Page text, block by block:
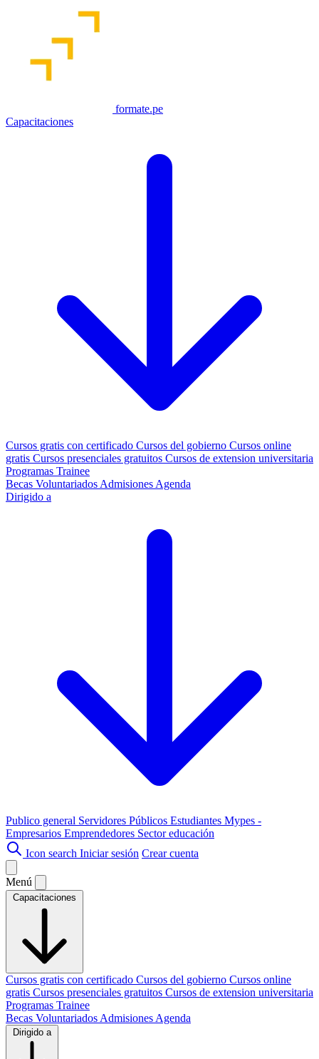
formate.pe
Capacitaciones
Cursos gratis con certificado Cursos del gobierno Cursos online
gratis Cursos presenciales gratuitos Cursos de extension universitaria
Programas Trainee
Becas Voluntariados Admisiones Agenda
Dirigido a
Publico general Servidores Públicos Estudiantes Mypes -
Empresarios Emprendedores Sector educación
Icon search Iniciar sesión Crear cuenta
Menú
Capacitaciones
Cursos gratis con certificado Cursos del gobierno Cursos online
gratis Cursos presenciales gratuitos Cursos de extension universitaria
Programas Trainee
Becas Voluntariados Admisiones Agenda
Dirigido a